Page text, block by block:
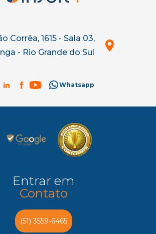
Corrêa, 1615 - Sala 03,
- Rio Grande do Sul
Whatsapp
Entrar em
Contato
(51) 3559-6465